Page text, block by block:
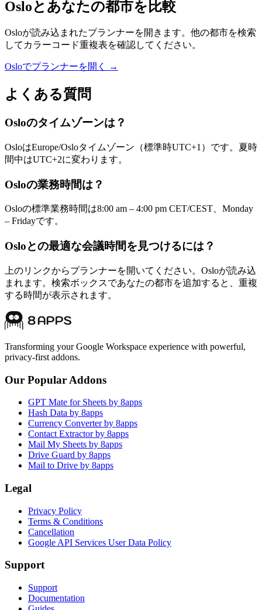
Osloとあなたの都市を比較
Osloが読み込まれたプランナーを開きます。他の都市を検索
してカラーコード重複表を確認してください。
Osloでプランナーを開く →
よくある質問
Osloのタイムゾーンは？
OsloはEurope/Osloタイムゾーン（標準時UTC+1）です。夏時
間中はUTC+2に変わります。
Osloの業務時間は？
Osloの標準業務時間は8:00 am – 4:00 pm CET/CEST、Monday
– Fridayです。
Osloとの最適な会議時間を見つけるには？
上のリンクからプランナーを開いてください。Osloが読み込
まれます。検索ボックスであなたの都市を追加すると、重複
する時間が表示されます。
Transforming your Google Workspace experience with powerful,
privacy-first addons.
Our Popular Addons
GPT Mate for Sheets by 8apps
Hash Data by 8apps
Currency Converter by 8apps
Contact Extractor by 8apps
Mail My Sheets by 8apps
Drive Guard by 8apps
Mail to Drive by 8apps
Legal
Privacy Policy
Terms & Conditions
Cancellation
Google API Services User Data Policy
Support
Support
Documentation